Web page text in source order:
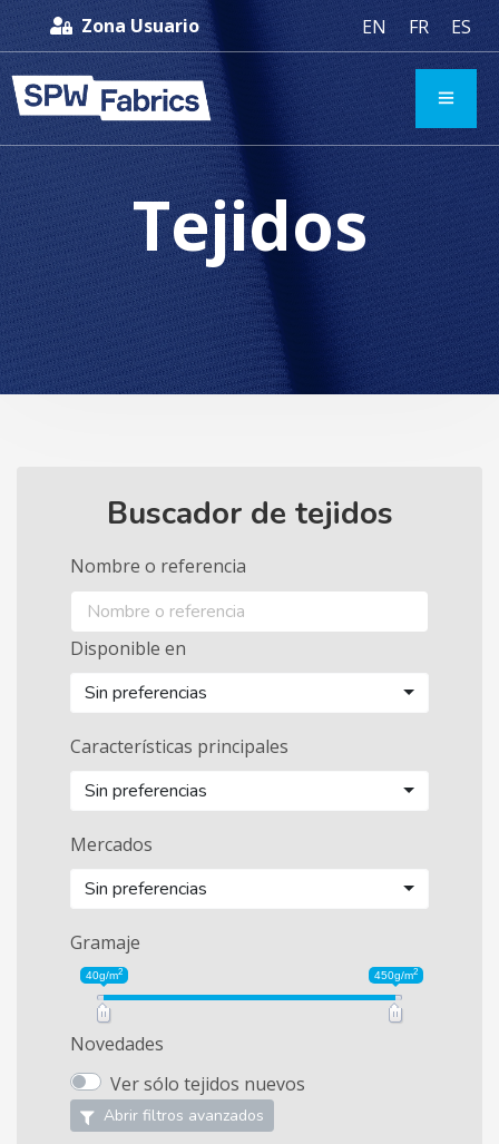
Zona Usuario EN FR ES
Tejidos
Buscador de tejidos
Nombre o referencia
Disponible en
Sin preferencias
Características principales
Sin preferencias
Mercados
Sin preferencias
Gramaje
40g/m2 450g/m2
Novedades
Ver sólo tejidos nuevos
Abrir filtros avanzados